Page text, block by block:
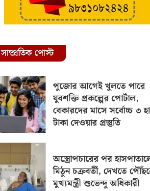
সাম্প্রতিক পোস্ট
পুজোর আগেই খুলতে পারে
যুবশক্তি প্রকল্পের পোর্টাল,
বেকারদের মাসে সর্বোচ্চ ৩
টাকা দেওয়ার প্রস্তুতি
অস্ত্রোপচারের পর
মিঠুন চক্রবর্তী, দেখতে
মুখ্যমন্ত্রী শুভেন্দু অধিকারী